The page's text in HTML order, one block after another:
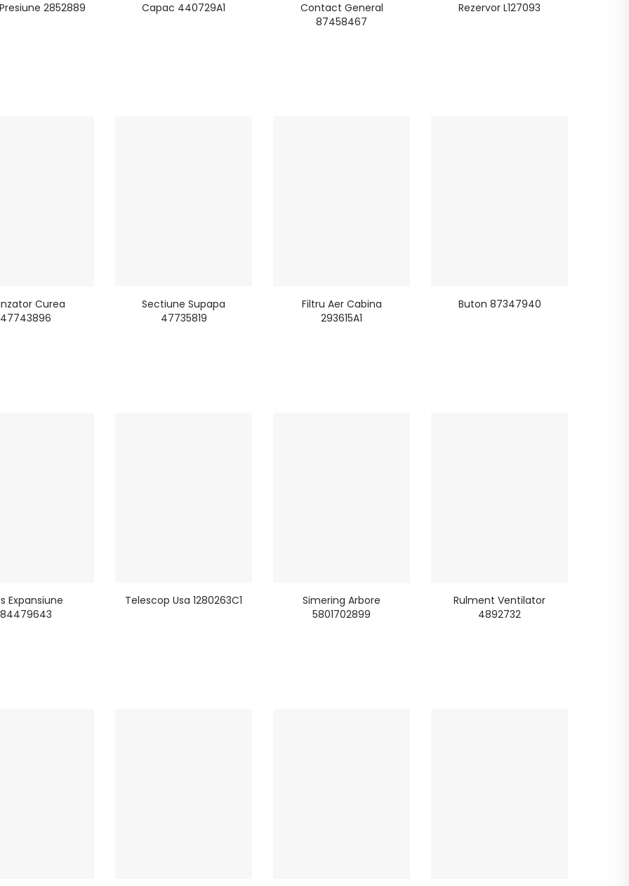
2852889 Capac 440729A1
Contact General
87458467
Rezervor L127093
Curea
47743896
Sectiune Supapa
47735819
Filtru Aer Cabina
293615A1
Buton 87347940
Expansiune
84479643
Telescop Usa 1280263C1
Simering Arbore
5801702899
Rulment Ventilator
4892732